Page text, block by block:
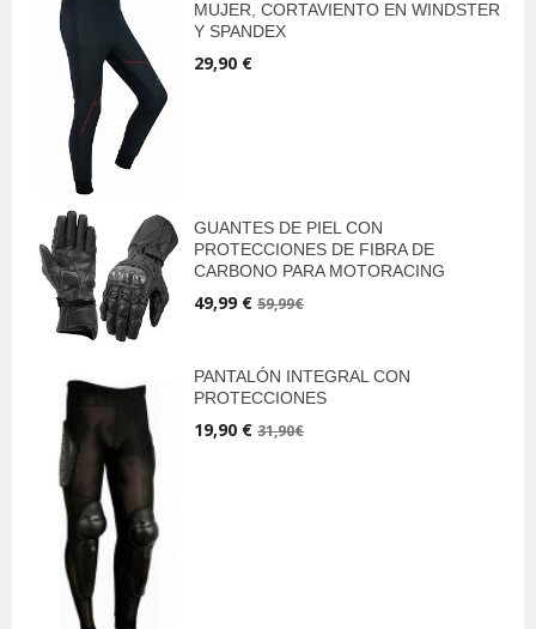
MUJER, CORTAVIENTO EN WINDSTER
Y SPANDEX
29,90 €
GUANTES DE PIEL CON
PROTECCIONES DE FIBRA DE
CARBONO PARA MOTORACING
49,99 € 59,99€
PANTALÓN INTEGRAL CON
PROTECCIONES
19,90 € 31,90€